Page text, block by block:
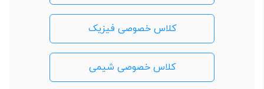
کلاس خصوصی فیزیک
کلاس خصوصی شیمی